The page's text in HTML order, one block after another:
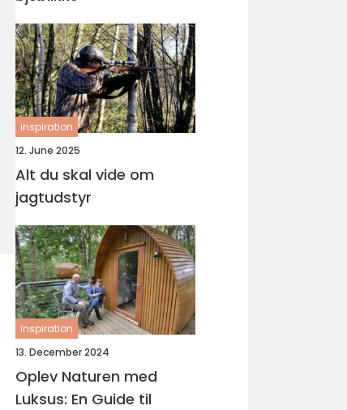
inspiration
12. June 2025
Alt du skal vide om
jagtudstyr
inspiration
13. December 2024
Oplev Naturen med
Luksus: En Guide til